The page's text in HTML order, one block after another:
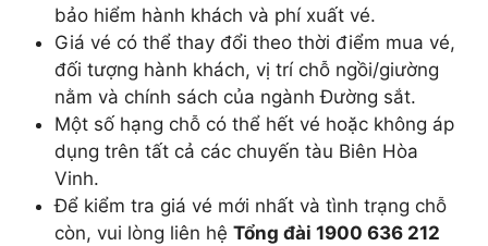
bảo hiểm hành khách và phí xuất vé.
Giá vé có thể thay đổi theo thời điểm mua vé,
đối tượng hành khách, vị trí chỗ ngồi/giường
nằm và chính sách của ngành Đường sắt.
Một số hạng chỗ có thể hết vé hoặc không áp
dụng trên tất cả các chuyến tàu Biên Hòa
Vinh.
Để kiểm tra giá vé mới nhất và tình trạng chỗ
còn, vui lòng liên hệ Tổng đài 1900 636 212